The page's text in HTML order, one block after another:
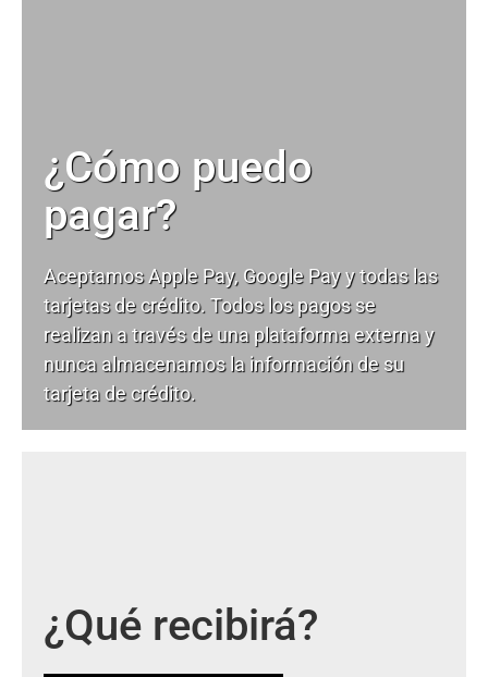
¿Cómo puedo
pagar?
Aceptamos Apple Pay, Google Pay y todas las
tarjetas de crédito. Todos los pagos se
realizan a través de una plataforma externa y
nunca almacenamos la información de su
tarjeta de crédito.
¿Qué recibirá?